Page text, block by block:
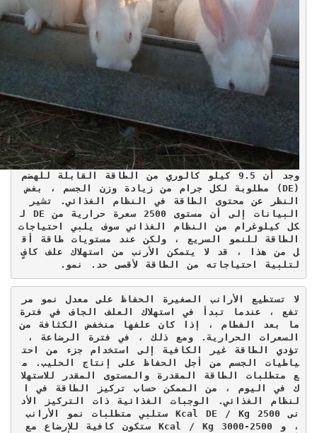
(
DE
) مطلوبة لكل جرام من زيادة وزن الجسم ، بغض
البيانات إلى أن مستوى 2500 سعرة حرارية من
DE ل
الطاقة للنمو السريع ، ولكن عند مستويات طاقة أق
ل من هذا ، قد لا يتمكن الأرنب من استهلاك علف كافٍ
لتلبية احتياجاته من الطاقة لأقصى حد. نمو.
لا تستطيع الأرانب الصغيرة الحفاظ على معدل نمو مر
ما بعد الفطام ، إذا كان علفها منخفض الكثافة من
تؤدي الطاقة غير الكافية إلى استخدام جزء من احت
ياطيات الجسم من أجل الحفاظ على إنتاج الحليب. م
ع متطلبات الطاقة المقدرة والمستوى المقدر للاستهلا
ك في اليوم ، من الممكن حساب تركيز الطاقة في ا
لنظام الغذائي. الوجبات الغذائية ذات التركيز الأد
نى 2500
Kcal DE / Kg
، و 2500-3000
Kcal / Kg